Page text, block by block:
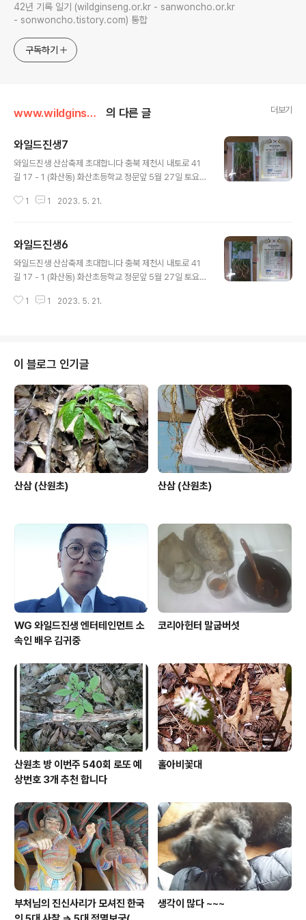
42년 기록 일기 (wildginseng.or.kr - sanwoncho.or.kr
- sonwoncho.tistory.com) 통합
구독하기
www.wildginseng.or.kr 의 다른 글 더보기
와일드진생7
와일드진생 산삼축제 초대합니다 충북 제천시 내토로 41
길 17 - 1 (화산동) 화산초등학교 정문앞 5월 27일 토요일
1 1 2023. 5. 21.
와일드진생6
와일드진생 산삼축제 초대합니다 충북 제천시 내토로 41
길 17 - 1 (화산동) 화산초등학교 정문앞 5월 27일 토요일
1 1 2023. 5. 21.
이 블로그 인기글
산삼 (산원초) 산삼 (산원초)
WG 와일드진생 엔터테인먼트 소
속인 배우 김귀중
코리아헌터 말굽버섯
산원초 방 이번주 540회 로또 예
상번호 3개 추천 합니다
홀아비꽃대
부처님의 진신사리가 모셔진 한국
생각이 많다 ~~~